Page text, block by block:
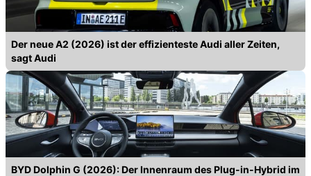
Der neue A2 (2026) ist der effizienteste Audi aller Zeiten,
sagt Audi
BYD Dolphin G (2026): Der Innenraum des Plug-in-Hybrid im